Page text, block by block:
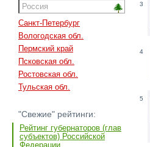
Санкт-Петербург
Вологодская обл.
Пермский край
Псковская обл.
Ростовская обл.
Тульская обл.
"Свежие" рейтинги:
Рейтинг губернаторов (глав
субъектов) Российской
Федерации
3
4
5